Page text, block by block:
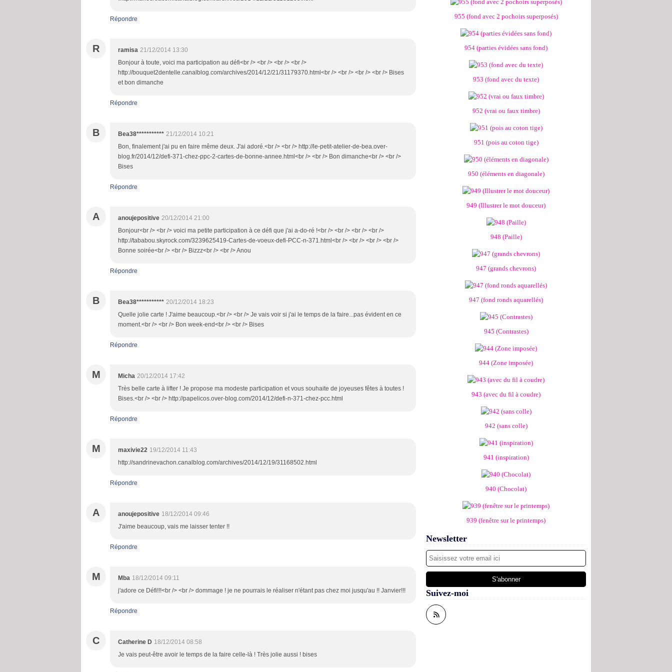
Répondre
R ramisa 21/12/2014 13:30
Bonjour à toute, voici ma participation au défi<br /> <br /> <br /> <br />
http://bouquet2dentelle.canalblog.com/archives/2014/12/21/31179370.html<br /> <br /> <br /> <br /> Bises
et bon dimanche
Répondre
B Bea38*********** 21/12/2014 10:21
Bon, finalement j'ai pu en faire même deux. J'ai adoré.<br /> <br /> http://le-petit-atelier-de-bea.over-
blog.fr/2014/12/defi-371-chez-ppc-2-cartes-de-bonne-annee.html<br /> <br /> Bon dimanche<br /> <br />
Bises
Répondre
A anoujepositive 20/12/2014 21:00
Bonjour<br /> <br /> voici ma petite participation à ce défi que j'ai a-do-ré !<br /> <br /> <br /> <br />
http://tababou.skyrock.com/3239625419-Cartes-de-voeux-defi-PCC-n-371.html<br /> <br /> <br /> <br />
Bonne soirée<br /> <br /> Bizzz<br /> <br /> Anou
Répondre
B Bea38*********** 20/12/2014 18:23
Quelle jolie carte ! J'aime beaucoup.<br /> <br /> Je vais voir si j'ai le temps de la faire...pas évident en ce
moment.<br /> <br /> Bon week-end<br /> <br /> Bises
Répondre
M Micha 20/12/2014 17:42
Très belle carte à lifter ! Je propose ma modeste participation et vous souhaite de joyeuses fêtes à toutes !
Bises.<br /> <br /> http://papelicos.over-blog.com/2014/12/defi-n-371-chez-pcc.html
Répondre
M maxivie22 19/12/2014 11:43
http://sandrinevachon.canalblog.com/archives/2014/12/19/31168502.html
Répondre
A anoujepositive 18/12/2014 09:46
J'aime beaucoup, vais me laisser tenter !!
Répondre
M Mba 18/12/2014 09:11
j'adore ce Défi!!!<br /> <br /> dommage ! je ne pourrais le réaliser n'étant pas chez moi jusqu'au !! Janvier!!!
Répondre
C Catherine D 18/12/2014 08:58
Je vais peut-être avoir le temps de la faire celle-là ! Très jolie aussi ! bises
955 (fond avec 2 pochoirs superposés)
954 (parties évidées sans fond)
953 (fond avec du texte)
952 (vrai ou faux timbre)
951 (pois au coton tige)
950 (éléments en diagonale)
949 (Illustrer le mot douceur)
948 (Paille)
947 (grands chevrons)
947 (fond ronds aquarellés)
945 (Contrastes)
944 (Zone imposée)
943 (avec du fil à coudre)
942 (sans colle)
941 (inspiration)
940 (Chocolat)
939 (fenêtre sur le printemps)
Newsletter
Suivez-moi